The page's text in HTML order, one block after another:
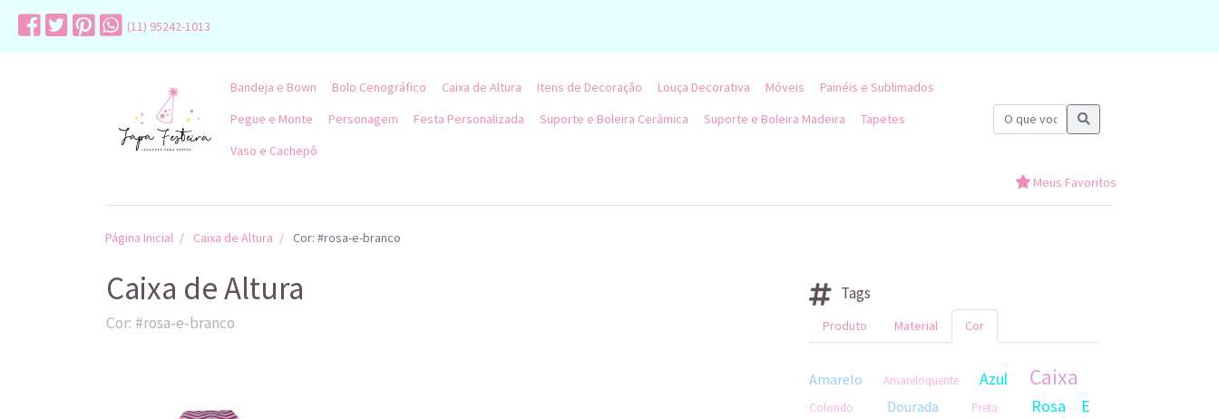
(11) 95242-1013
Bandeja e Bown Bolo Cenográfico Caixa de Altura Itens de Decoração Louça Decorativa Móveis
Painéis e Sublimados
Pegue e Monte
Personagem Festa Personalizada Suporte e Boleira Cerâmica Suporte e Boleira Madeira
Tapetes
Vaso e Cachepô
Meus Favoritos
Página Inicial Caixa de Altura Cor: #rosa-e-branco
Caixa de Altura
Cor: #rosa-e-branco
Tags
Produto Material Cor
Amarelo Amareloquente Azul Caixa
Colorido Dourada Preta
Rosa E